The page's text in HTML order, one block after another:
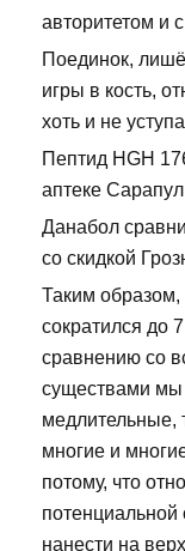
авторитетом и
Поединок,
игры в кость,
хоть и не
Пептид HGH
аптеке
Данабол
со скидкой
Таким образом,
сократился до
сравнению со
существами мы
медлительные,
многие и
потому, что
потенциальной
нанести на